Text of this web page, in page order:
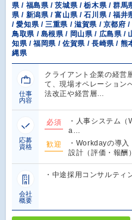
県 / 福島県 / 茨城県 / 栃木県 / 群馬
県 / 新潟県 / 富山県 / 石川県 / 福
/ 愛知県 / 三重県 / 滋賀県 / 京都府
鳥取県 / 島根県 / 岡山県 / 広島県 /
知県 / 福岡県 / 佐賀県 / 長崎県 / 熊
縄県
仕事
内容
クライアント企業の経営
て、現場オペレーション
法改正や経営層…
応募
資格
必須
・人事システム
a…
歓迎
・Workdayの導
設計（評価・報酬
会社
概要
・中途採用コンサルティ